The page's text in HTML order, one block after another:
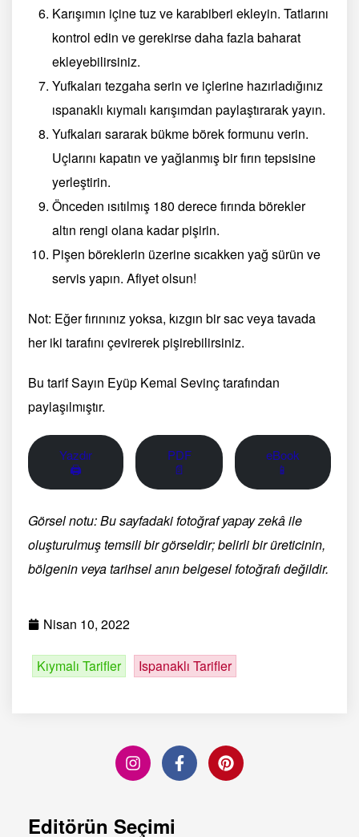
Karışımın içine tuz ve karabiberi ekleyin. Tatlarını
kontrol edin ve gerekirse daha fazla baharat
ekleyebilirsiniz.
Yufkaları tezgaha serin ve içlerine hazırladığınız
ıspanaklı kıymalı karışımdan paylaştırarak yayın.
Yufkaları sararak bükme börek formunu verin.
Uçlarını kapatın ve yağlanmış bir fırın tepsisine
yerleştirin.
Önceden ısıtılmış 180 derece fırında börekler
altın rengi olana kadar pişirin.
Pişen böreklerin üzerine sıcakken yağ sürün ve
servis yapın. Afiyet olsun!
Not: Eğer fırınınız yoksa, kızgın bir sac veya tavada
her iki tarafını çevirerek pişirebilirsiniz.
Bu tarif Sayın Eyüp Kemal Sevinç tarafından
paylaşılmıştır.
Yazdır
🖨
PDF
📄
eBook
📱
Görsel notu: Bu sayfadaki fotoğraf yapay zekâ ile
oluşturulmuş temsili bir görseldir; belirli bir üreticinin,
bölgenin veya tarihsel anın belgesel fotoğrafı değildir.
Nisan 10, 2022
Kıymalı Tarifler Ispanaklı Tarifler
Editörün Seçimi